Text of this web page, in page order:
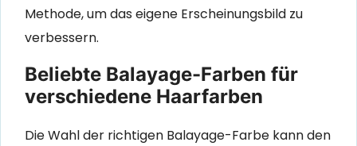
Methode, um das eigene Erscheinungsbild zu
verbessern.
Beliebte Balayage-Farben für
verschiedene Haarfarben
Die Wahl der richtigen Balayage-Farbe kann den